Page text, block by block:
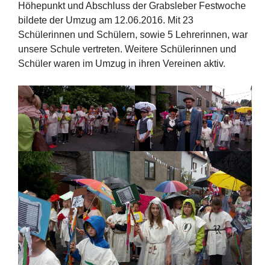
Höhepunkt und Abschluss der Grabsleber Festwoche
bildete der Umzug am 12.06.2016. Mit 23
Schülerinnen und Schülern, sowie 5 Lehrerinnen, war
unsere Schule vertreten. Weitere Schülerinnen und
Schüler waren im Umzug in ihren Vereinen aktiv.